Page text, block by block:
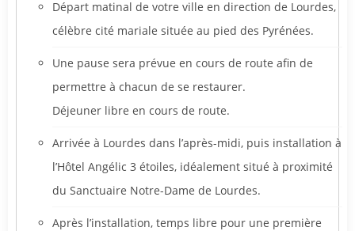
Départ matinal de votre ville en direction de Lourdes,
célèbre cité mariale située au pied des Pyrénées.
Une pause sera prévue en cours de route afin de
permettre à chacun de se restaurer.
Déjeuner libre en cours de route.
Arrivée à Lourdes dans l’après-midi, puis installation à
l’Hôtel Angélic 3 étoiles, idéalement situé à proximité
du Sanctuaire Notre-Dame de Lourdes.
Après l’installation, temps libre pour une première